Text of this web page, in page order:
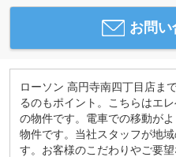
お問い
ローソン 高円寺南四丁目店ま
るのもポイント。こちらはエ
の物件です。電車での移動が
物件です。当社スタッフが地
す。お客様のこだわりやご要